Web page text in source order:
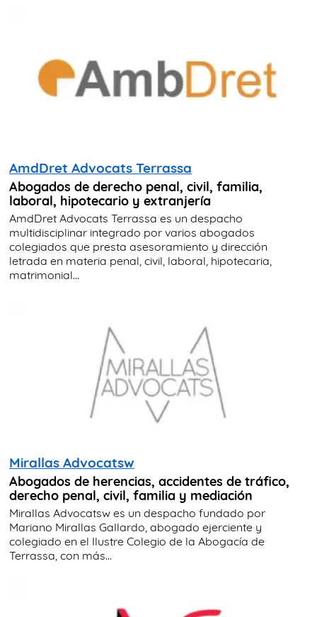
AmdDret Advocats Terrassa
Abogados de derecho penal, civil, familia,
laboral, hipotecario y extranjería
AmdDret Advocats Terrassa es un despacho
multidisciplinar integrado por varios abogados
colegiados que presta asesoramiento y dirección
letrada en materia penal, civil, laboral, hipotecaria,
matrimonial...
Mirallas Advocatsw
Abogados de herencias, accidentes de tráfico,
derecho penal, civil, familia y mediación
Mirallas Advocatsw es un despacho fundado por
Mariano Mirallas Gallardo, abogado ejerciente y
colegiado en el Ilustre Colegio de la Abogacía de
Terrassa, con más...